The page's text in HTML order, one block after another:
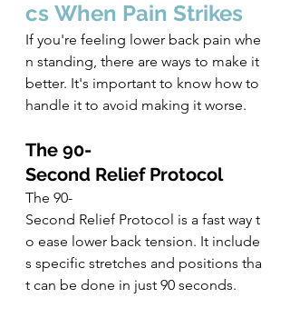
cs When Pain Strikes
If you're feeling lower back pain whe
n standing, there are ways to make it
better. It's important to know how to
handle it to avoid making it worse.
The 90-
Second Relief Protocol
The 90-
Second Relief Protocol is a fast way t
o ease lower back tension. It include
s specific stretches and positions tha
t can be done in just 90 seconds.